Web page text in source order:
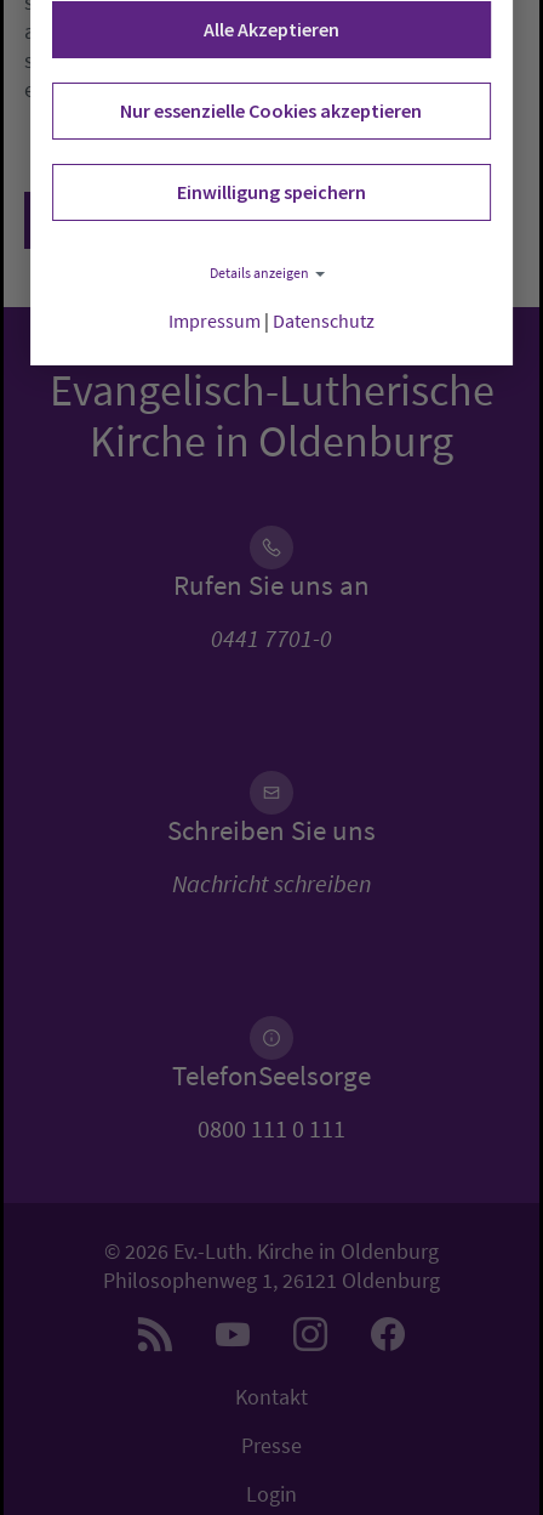
abzuschieben. Die Abschiebung scheiterte, weil
sowohl die Mutter als auch einer der Söhne sich in
einem psychischen Ausnahmezustand befanden.
Zurück
Evangelisch-Lutherische
Kirche in Oldenburg
Rufen Sie uns an
0441 7701-0
Schreiben Sie uns
Nachricht schreiben
TelefonSeelsorge
0800 111 0 111
© 2026 Ev.-Luth. Kirche in Oldenburg
Philosophenweg 1, 26121 Oldenburg
Kontakt
Presse
Login
Alle Akzeptieren
Nur essenzielle Cookies akzeptieren
Einwilligung speichern
Details anzeigen
Impressum | Datenschutz